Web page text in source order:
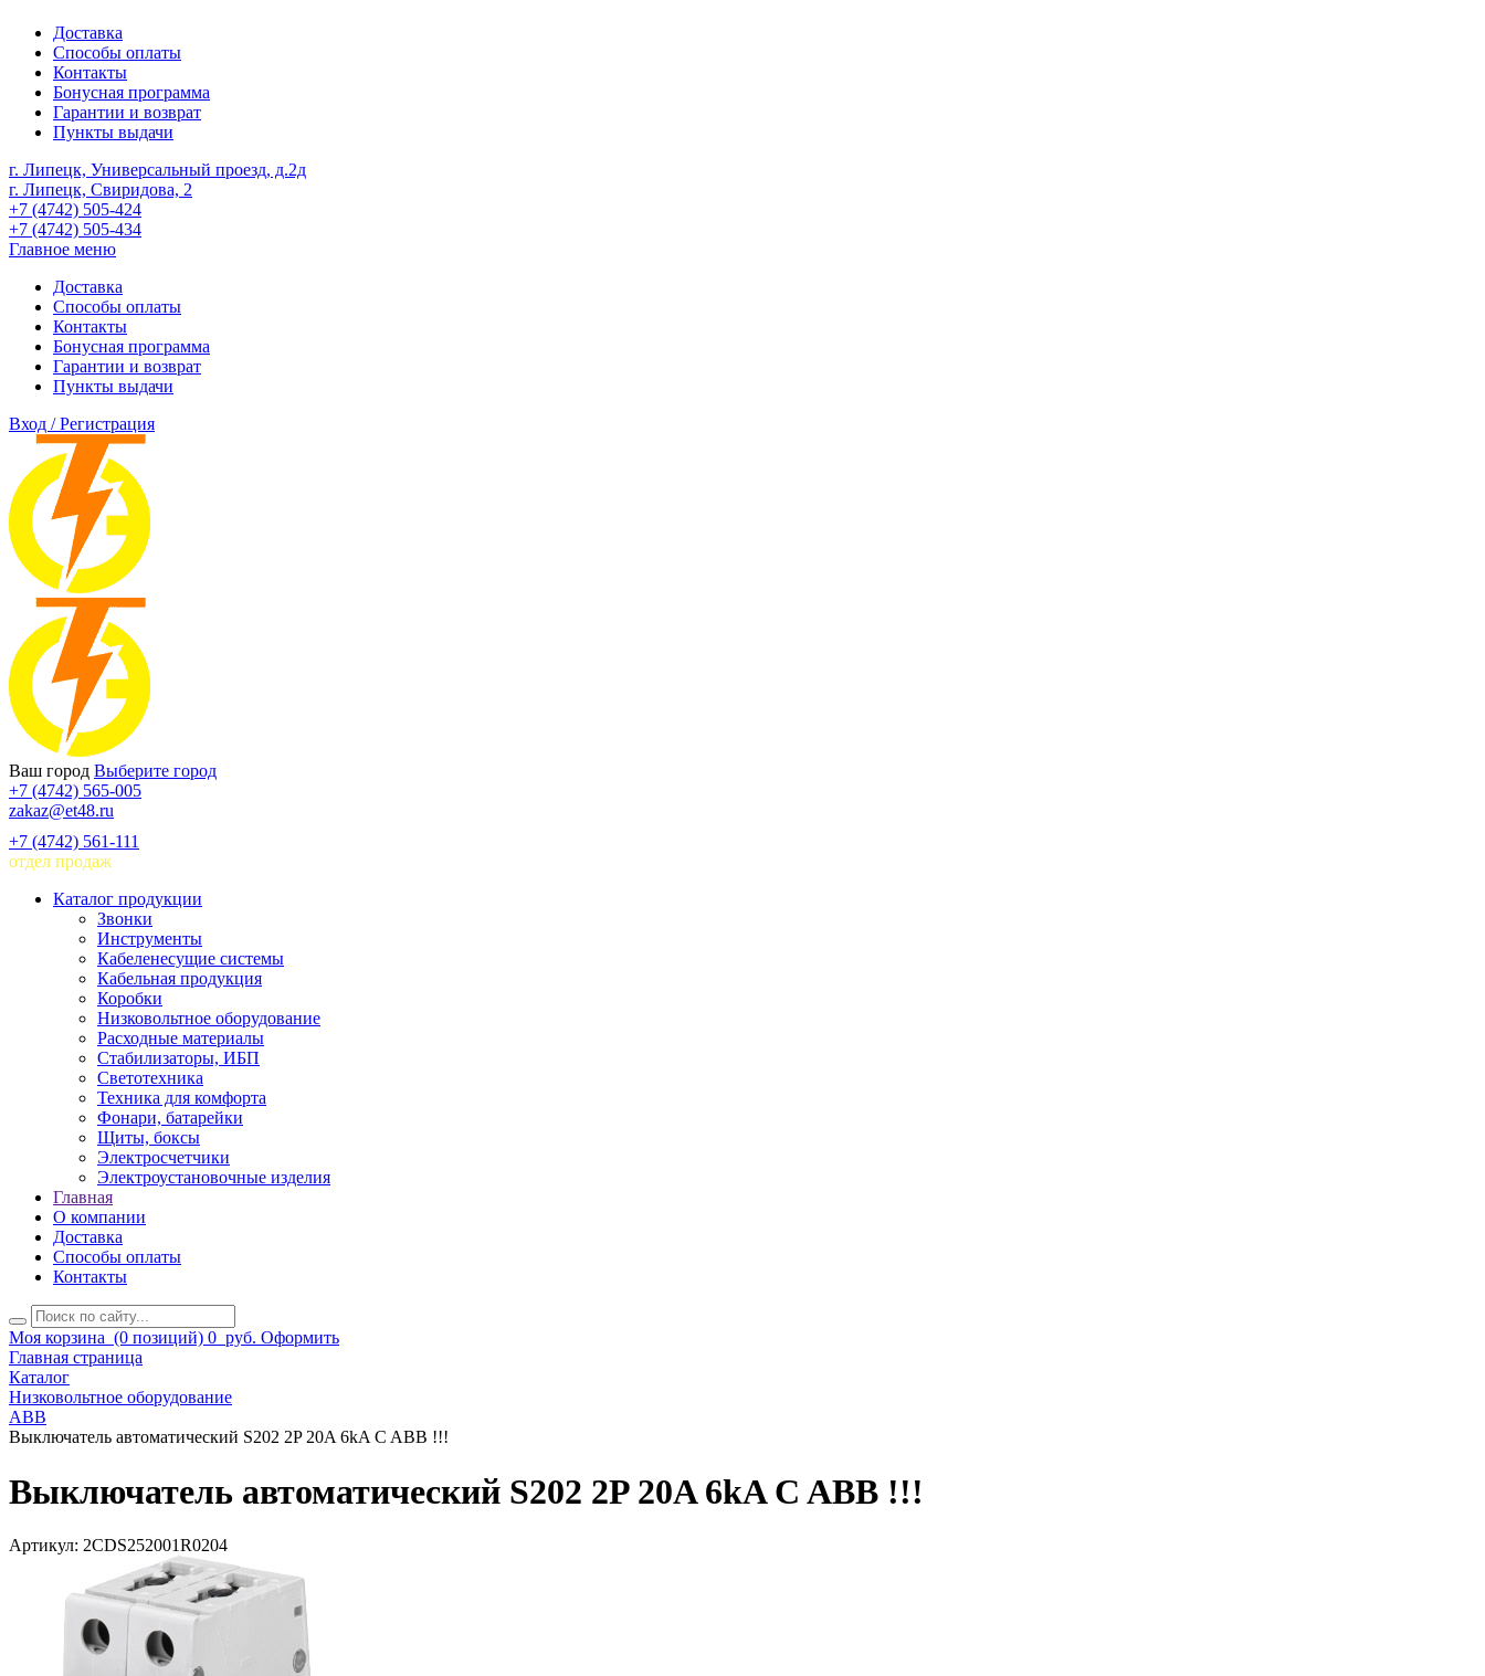
Доставка
Способы оплаты
Контакты
Бонусная программа
Гарантии и возврат
Пункты выдачи
г. Липецк, Универсальный проезд, д.2д
г. Липецк, Свиридова, 2
+7 (4742) 505-424
+7 (4742) 505-434
Главное меню
Доставка
Способы оплаты
Контакты
Бонусная программа
Гарантии и возврат
Пункты выдачи
Вход / Регистрация
Ваш город Выберите город
+7 (4742) 565-005
zakaz@et48.ru
+7 (4742) 561-111
отдел продаж
Каталог продукции
Звонки
Инструменты
Кабеленесущие системы
Кабельная продукция
Коробки
Низковольтное оборудование
Расходные материалы
Стабилизаторы, ИБП
Светотехника
Техника для комфорта
Фонари, батарейки
Щиты, боксы
Электросчетчики
Электроустановочные изделия
Главная
О компании
Доставка
Способы оплаты
Контакты
Моя корзина (0 позиций) 0 руб. Оформить
Главная страница
Каталог
Низковольтное оборудование
ABB
Выключатель автоматический S202 2P 20A 6kA C ABB !!!
Выключатель автоматический S202 2P 20A 6kA C ABB !!!
Артикул: 2CDS252001R0204